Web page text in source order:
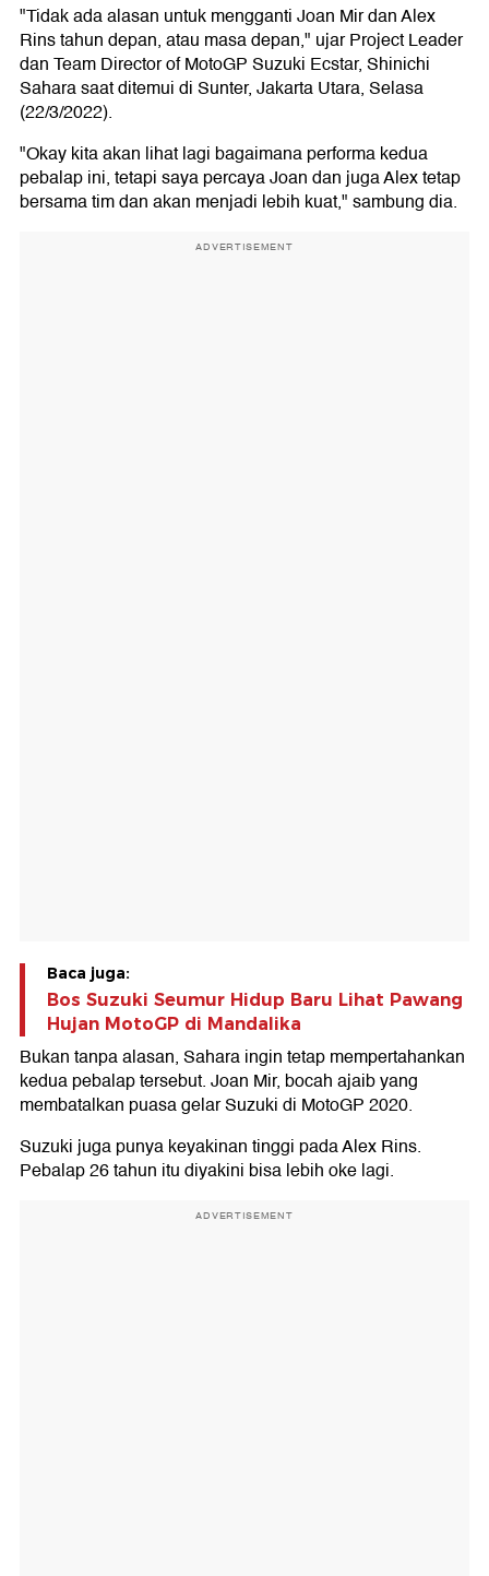
"Tidak ada alasan untuk mengganti Joan Mir dan Alex
Rins tahun depan, atau masa depan," ujar Project Leader
dan Team Director of MotoGP Suzuki Ecstar, Shinichi
Sahara saat ditemui di Sunter, Jakarta Utara, Selasa
(22/3/2022).
"Okay kita akan lihat lagi bagaimana performa kedua
pebalap ini, tetapi saya percaya Joan dan juga Alex tetap
bersama tim dan akan menjadi lebih kuat," sambung dia.
ADVERTISEMENT
Baca juga:
Bos Suzuki Seumur Hidup Baru Lihat Pawang
Hujan MotoGP di Mandalika
Bukan tanpa alasan, Sahara ingin tetap mempertahankan
kedua pebalap tersebut. Joan Mir, bocah ajaib yang
membatalkan puasa gelar Suzuki di MotoGP 2020.
Suzuki juga punya keyakinan tinggi pada Alex Rins.
Pebalap 26 tahun itu diyakini bisa lebih oke lagi.
ADVERTISEMENT